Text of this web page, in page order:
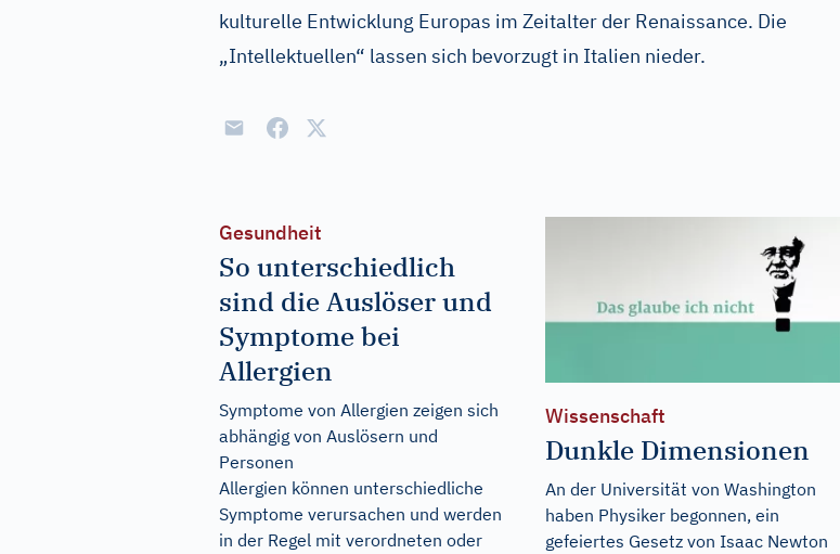
kulturelle Entwicklung Europas im Zeitalter der Renaissance. Die
„Intellektuellen“ lassen sich bevorzugt in Italien nieder.
Gesundheit
So unterschiedlich
sind die Auslöser und
Symptome bei
Allergien
Symptome von Allergien zeigen sich
abhängig von Auslösern und
Personen
Allergien können unterschiedliche
Symptome verursachen und werden
in der Regel mit verordneten oder
Wissenschaft
Dunkle Dimensionen
An der Universität von Washington
haben Physiker begonnen, ein
gefeiertes Gesetz von Isaac Newton